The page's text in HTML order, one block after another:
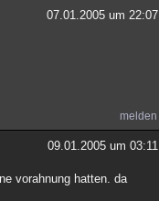
07.01.2005 um 22:07
melden
09.01.2005 um 03:11
vorahnung hatten. da